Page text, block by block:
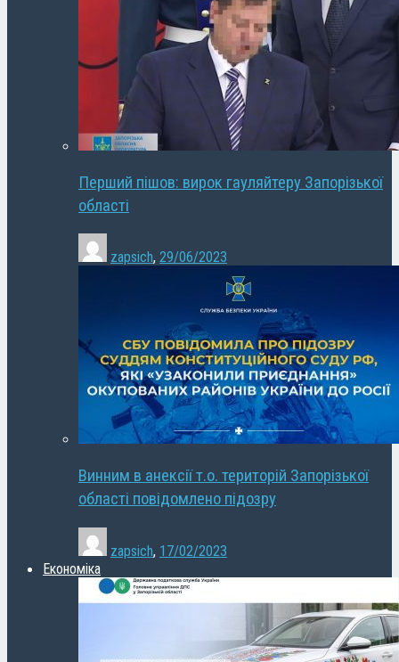
Перший пішов: вирок гауляйтеру Запорізької
області
zapsich, 29/06/2023
Винним в анексії т.о. територій Запорізької
області повідомлено підозру
zapsich, 17/02/2023
Економіка